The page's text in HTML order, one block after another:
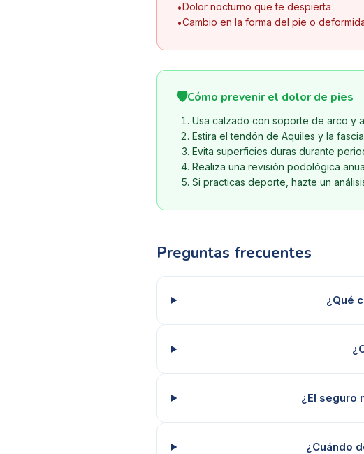
•Dolor nocturno que te despierta
•Cambio en la forma del pie o
🛡️Cómo prevenir el dolor de pies
Usa calzado con soporte de arco y
Estira el tendón de Aquiles y la
Evita superficies duras durante
Realiza una revisión podológica
Si practicas deporte, hazte un
Preguntas frecuentes
¿Qué
¿El seguro
¿Cuándo